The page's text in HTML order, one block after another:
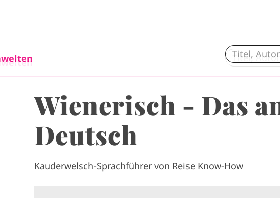
Wienerisch - Das
Deutsch
Kauderwelsch-Sprachführer von Reise Know-How